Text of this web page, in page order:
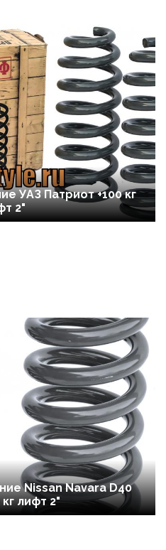
УАЗ Патриот +100 кг
2"
Nissan Navara D40
кг лифт 2"